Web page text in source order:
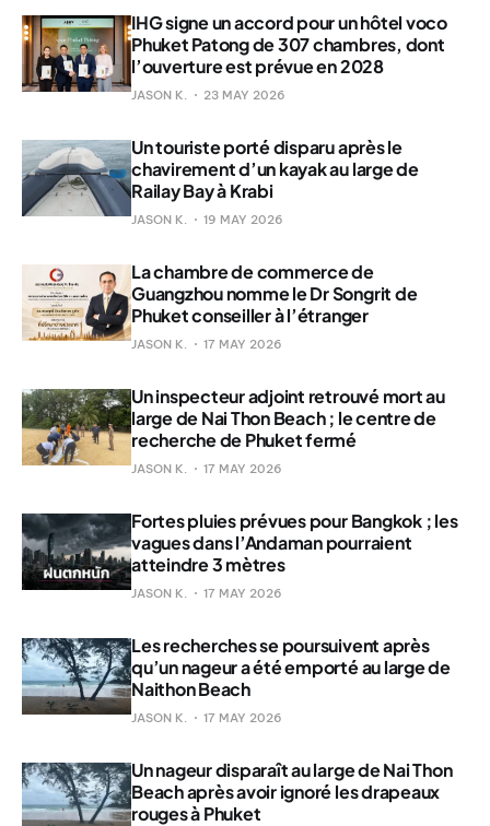
IHG signe un accord pour un hôtel voco
Phuket Patong de 307 chambres, dont
l’ouverture est prévue en 2028
JASON K. 23 MAY 2026
Un touriste porté disparu après le
chavirement d’un kayak au large de
Railay Bay à Krabi
JASON K. 19 MAY 2026
La chambre de commerce de
Guangzhou nomme le Dr Songrit de
Phuket conseiller à l’étranger
JASON K. 17 MAY 2026
Un inspecteur adjoint retrouvé mort au
large de Nai Thon Beach ; le centre de
recherche de Phuket fermé
JASON K. 17 MAY 2026
Fortes pluies prévues pour Bangkok ; les
vagues dans l’Andaman pourraient
atteindre 3 mètres
JASON K. 17 MAY 2026
Les recherches se poursuivent après
qu’un nageur a été emporté au large de
Naithon Beach
JASON K. 17 MAY 2026
Un nageur disparaît au large de Nai Thon
Beach après avoir ignoré les drapeaux
rouges à Phuket